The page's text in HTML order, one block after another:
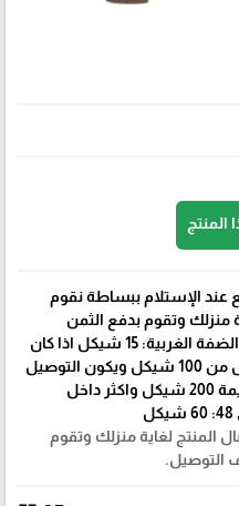
المنتج
عند الإستلام ببساطة نقوم
منزلك وتقوم بدفع الثمن
لموظف التوصيل. الضفة الغربية: 15 شيكل اذا كان
مجموع طلباتك اقل من 100 شيكل ويكون التوصيل
مجاني للطلبات بقيمة 200 شيكل واكثر داخل
المنتج لغاية منزلك وتقوم
التوصيل.